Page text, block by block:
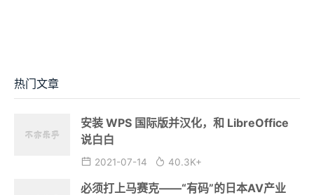
热门文章
安装 WPS 国际版并汉化，和 LibreOffice
说白白
2021-07-14 40.3K+
必须打上马赛克——“有码”的日本AV产业